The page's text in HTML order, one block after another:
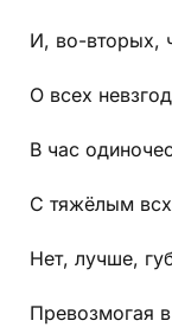
И, во-вторых,
О всех
В час
С тяжёлым
Нет, лучше,
Превозмогая